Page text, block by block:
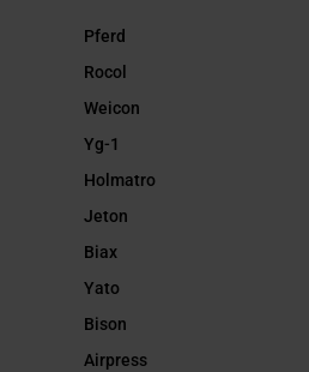
Pferd
Rocol
Weicon
Yg-1
Holmatro
Jeton
Biax
Yato
Bison
Airpress